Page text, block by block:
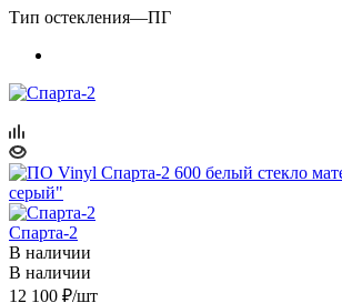
Тип остекления—ПГ
Спарта-2
В наличии
В наличии
12 100 ₽/шт